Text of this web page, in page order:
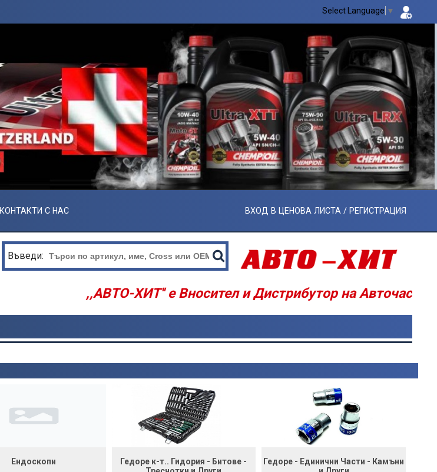
Select Language ▼
КОНТАКТИ С НАС ВХОД В ЦЕНОВА ЛИСТА / РЕГИСТРАЦИЯ
Въведи:
,,АВТО-ХИТ'' е Вносител и Дистрибутор на Авточасти -
Ендоскопи
Гедоре к-т.. Гидория - Битове -
Гедоре - Единични Части - Камъни